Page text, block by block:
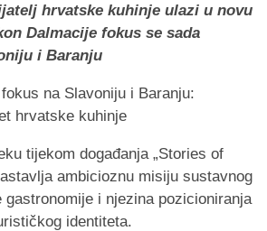
hrvatske kuhinje ulazi u novu
Dalmacije fokus se sada
i Baranju
tijekom događanja „Stories of
ambicioznu misiju sustavnog
i njezina pozicioniranja
identiteta.